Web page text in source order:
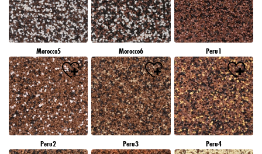
Morocco5 Morocco6 Peru1
Peru2 Peru3 Peru4